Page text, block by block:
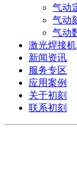
气动
气动
气动
激光焊接机
新闻资讯
服务专区
应用案例
关于初刻
联系初刻